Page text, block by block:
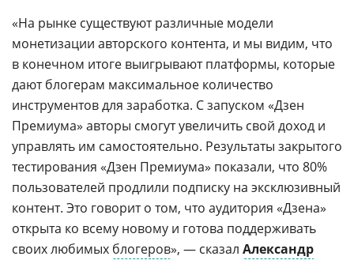
«На рынке существуют различные модели
монетизации авторского контента, и мы видим, что
в конечном итоге выигрывают платформы, которые
дают блогерам максимальное количество
инструментов для заработка. С запуском «Дзен
Премиума» авторы смогут увеличить свой доход и
управлять им самостоятельно. Результаты закрытого
тестирования «Дзен Премиума» показали, что 80%
пользователей продлили подписку на эксклюзивный
контент. Это говорит о том, что аудитория «Дзена»
открыта ко всему новому и готова поддерживать
своих любимых блогеров», — сказал Александр